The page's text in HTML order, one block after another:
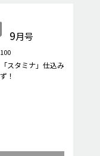
9月号
スタミナ」仕込み
！